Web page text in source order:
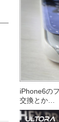
iPhone6の
交換とか…